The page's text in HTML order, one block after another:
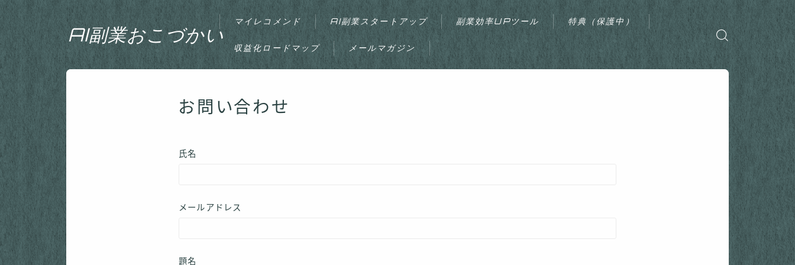
AI副業おこづかい
マイレコメンド AI副業スタートアップ 副業効率UPツール 特典（保護中）
収益化ロードマップ メールマガジン
お問い合わせ
氏名
メールアドレス
題名